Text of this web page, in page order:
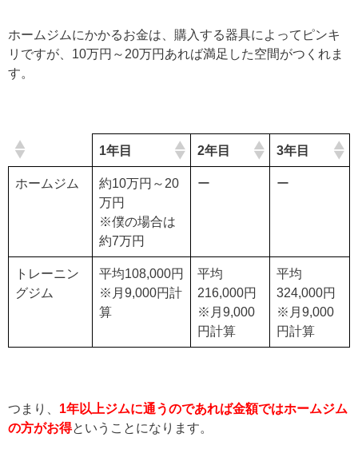
ホームジムにかかるお金は、購入する器具によってピンキ
リですが、10万円～20万円あれば満足した空間がつくれま
す。
1年目 2年目 3年目
ホームジム
約10万円～20
万円
※僕の場合は
約7万円
ー ー
トレーニン
グジム
平均108,000円
※月9,000円計
算
平均
216,000円
※月9,000
円計算
平均
324,000円
※月9,000
円計算
つまり、 1年以上ジムに通うのであれば金額ではホームジム
の方がお得ということになります。